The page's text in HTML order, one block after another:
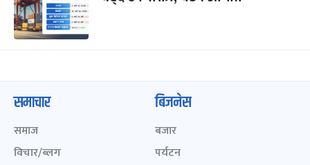
समाचार
समाज
विचार/ब्लग
बिजनेस
बजार
पर्यटन